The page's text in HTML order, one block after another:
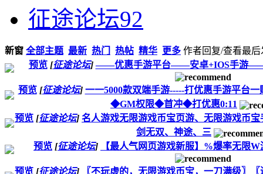
征途论坛92
新窗 全部主题 最新 热门 热帖 精华 更多 作者回复/查看最后
预览 [征途论坛] ——优惠手游平台——安卓+IOS手游
预览 [征途论坛] 一一5000款双端手游-----打优惠手游平台
◆GM权限◆首冲◆打优惠0:11
预览 [征途论坛] 名人游戏无限游戏币宝页游、无限游戏币
剑无双、神途、三
预览 [征途论坛] 【最人气网页游戏新服】%爆率无限
预览 [征途论坛]
〖不玩虚的，无限游戏币宝，一刀满级〗